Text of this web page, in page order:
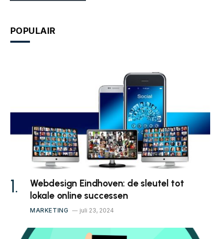
POPULAIR
Webdesign Eindhoven: de sleutel tot
lokale online successen
MARKETING juli 23, 2024